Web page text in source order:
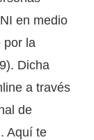
en medio
por la
Dicha
a través
de
Aquí te